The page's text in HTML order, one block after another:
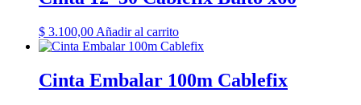
$ 3.100,00 Añadir al carrito
Cinta Embalar 100m Cablefix